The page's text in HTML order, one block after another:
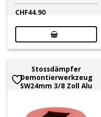
CHF44.90
Stossdämpfer
Demontierwerkzeug
SW24mm 3/8 Zoll Alu